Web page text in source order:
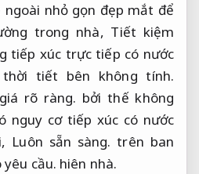
ngoài nhỏ gọn đẹp mắt để
trong nhà, Tiết kiệm
tiếp xúc trực tiếp có nước
tiết bên không tính.
rõ ràng. bởi thế không
nguy cơ tiếp xúc có nước
Luôn sẵn sàng. trên ban
cầu. hiên nhà.